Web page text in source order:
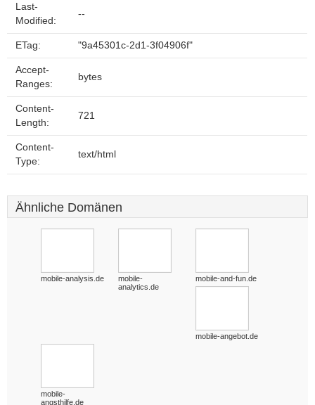
Last-
Modified:
--
ETag: "9a45301c-2d1-3f04906f"
Accept-
Ranges:
bytes
Content-
Length:
721
Content-
Type:
text/html
Ähnliche Domänen
mobile-analysis.de
mobile-
analytics.de
mobile-and-fun.de
mobile-angebot.de
mobile-
angsthilfe.de